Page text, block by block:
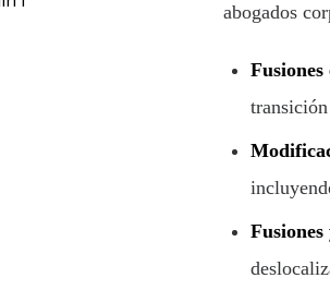
abogados